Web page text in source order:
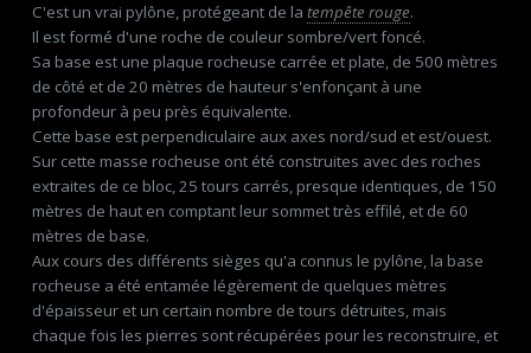
C'est un vrai pylône, protégeant de la tempête rouge.
Il est formé d'une roche de couleur sombre/vert foncé.
Sa base est une plaque rocheuse carrée et plate, de 500 mètres
de côté et de 20 mètres de hauteur s'enfonçant à une
profondeur à peu près équivalente.
Cette base est perpendiculaire aux axes nord/sud et est/ouest.
Sur cette masse rocheuse ont été construites avec des roches
extraites de ce bloc, 25 tours carrés, presque identiques, de 150
mètres de haut en comptant leur sommet très effilé, et de 60
mètres de base.
Aux cours des différents sièges qu'a connus le pylône, la base
rocheuse a été entamée légèrement de quelques mètres
d'épaisseur et un certain nombre de tours détruites, mais
chaque fois les pierres sont récupérées pour les reconstruire, et